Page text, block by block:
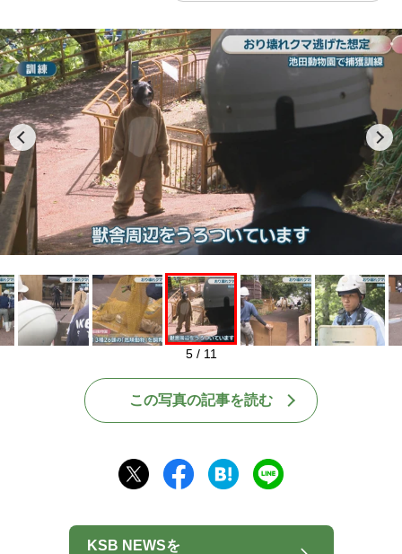
Play
5 / 11
この写真の記事を読む
KSB NEWSを